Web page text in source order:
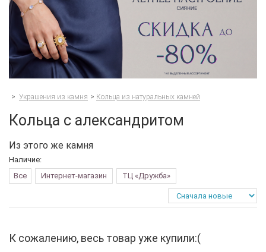
> Украшения из камня > Кольца из натуральных камней
Кольца с александритом
Из этого же камня
Наличие:
Все
Интернет-магазин ТЦ «Дружба»
К сожалению, весь товар уже купили:(